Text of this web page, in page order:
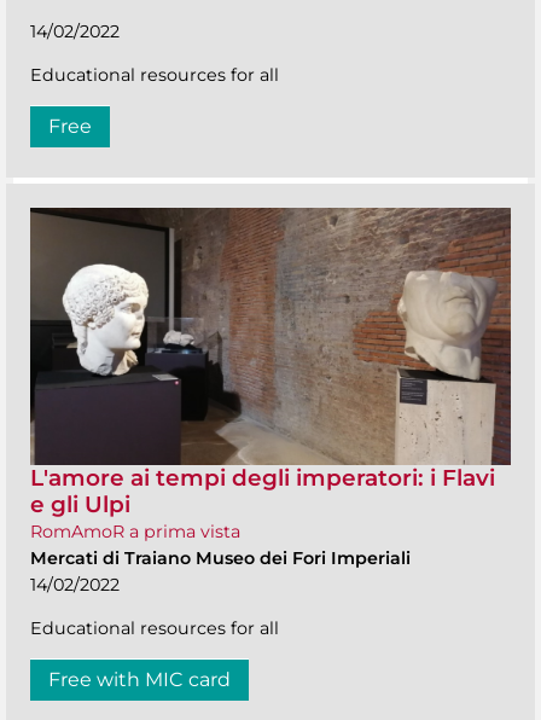
14/02/2022
Educational resources for all
Free
L'amore ai tempi degli imperatori: i Flavi
e gli Ulpi
RomAmoR a prima vista
Mercati di Traiano Museo dei Fori Imperiali
14/02/2022
Educational resources for all
Free with MIC card